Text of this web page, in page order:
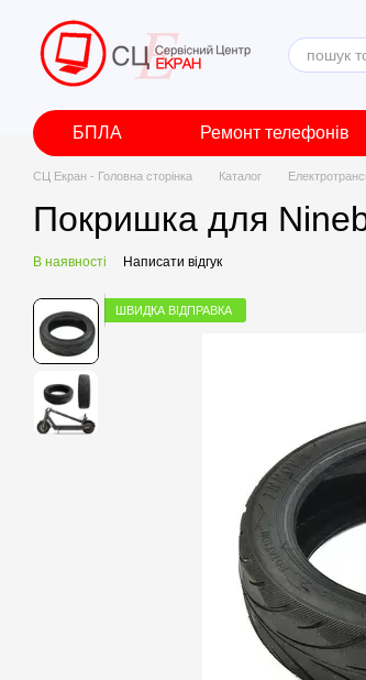
Перейти до основного контенту
БПЛА Ремонт телефонів
СЦ Екран - Головна сторінка Каталог
Покришка для
В наявності Написати відгук
ШВИДКА ВІДПРАВКА